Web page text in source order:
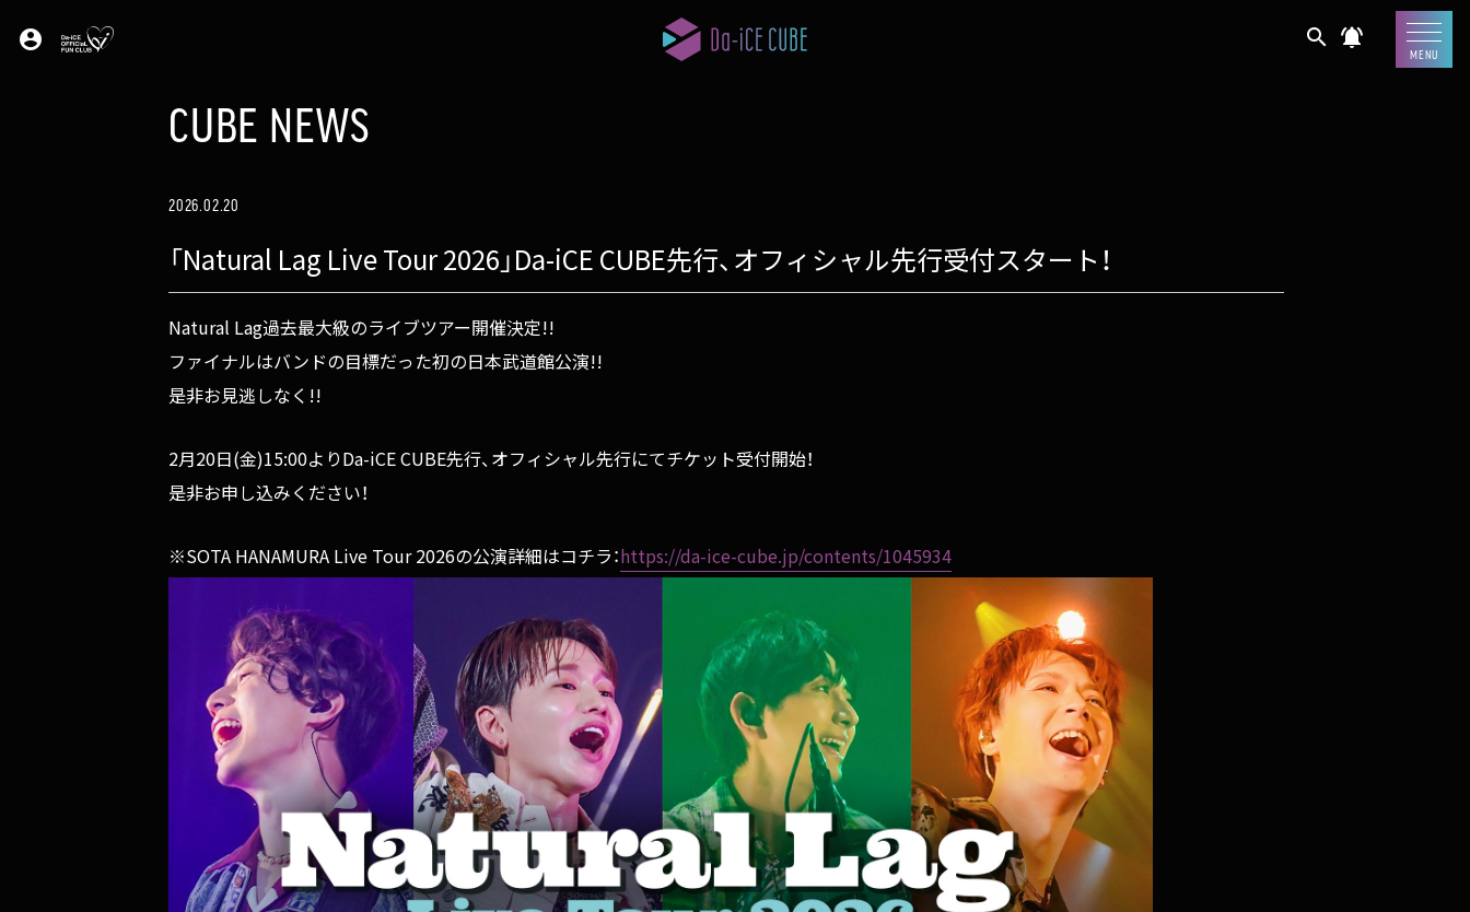
account_circle search notifications_active
MENU
CUBE NEWS
2026.02.20
「Natural Lag Live Tour 2026」Da-iCE CUBE先行、オフィシャル先行受付スタート！
Natural Lag過去最大級のライブツアー開催決定!!
ファイナルはバンドの目標だった初の日本武道館公演!!
是非お見逃しなく!!
2月20日(金)15:00よりDa-iCE CUBE先行、オフィシャル先行にてチケット受付開始！
是非お申し込みください！
※SOTA HANAMURA Live Tour 2026の公演詳細はコチラ：https://da-ice-cube.jp/contents/1045934